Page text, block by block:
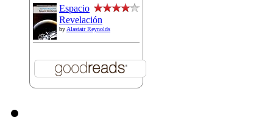
Espacio
Revelación
byAlastair Reynolds